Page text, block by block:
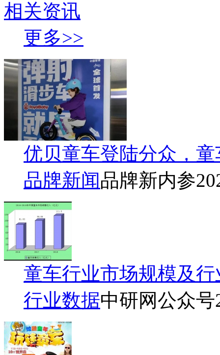
相关资讯
更多>>
优贝童车登陆分众，
品牌新闻品牌新内参
童车行业市场规模及
行业数据中研网公众号